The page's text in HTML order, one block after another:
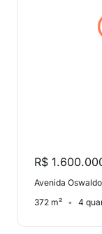
R$
Avenida
372 m²
4